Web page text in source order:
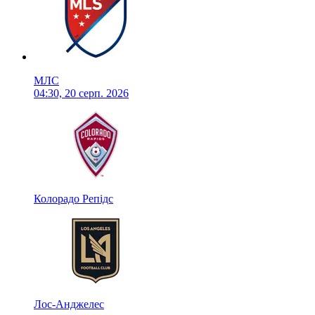
МЛС
04:30, 20 серп. 2026
Колорадо Репідс
Лос-Анджелес